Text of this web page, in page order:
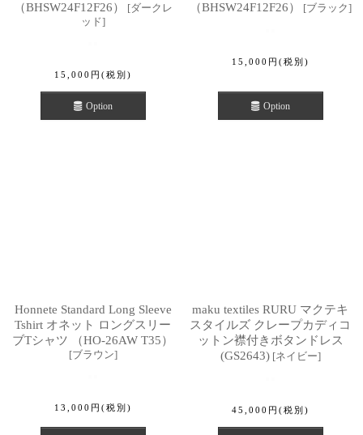
（BHSW24F12F26）
[ダークレ
ッド]
15,000 円 (税別)
Option
（BHSW24F12F26）
[ブラック]
15,000 円 (税別)
Option
Honnete Standard Long Sleeve
Tshirt オネット ロングスリー
ブTシャツ （HO-26AW T35）
[ブラウン]
13,000 円 (税別)
maku textiles RURU マクテキ
スタイルズ クレープカディコ
ットン襟付きボタンドレス
(GS2643) [ネイビー]
45,000 円 (税別)